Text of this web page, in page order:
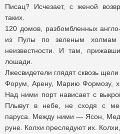
Писац? Исчезает, с женой
таких.
120 домов, разбомбленных
из Пулы по зеленым холмам
неизвестности. И там,
лошади.
Лжесвидетели глядят сквозь
Форум, Арену, Марию Формозу,
Над ними порт нависает с
Плывут в небе, не сходя с
паруса. Между ними — Ясон,
руне. Колхи преследуют их.